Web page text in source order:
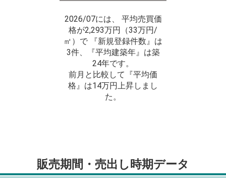
2026/07には、 平均売買価
格が2,293万円（33万円/
㎡）で 『新規登録件数』は
3件、『平均建築年』は築
24年です。
前月と比較して『平均価
格』は14万円上昇しまし
た。
販売期間・売出し時期データ